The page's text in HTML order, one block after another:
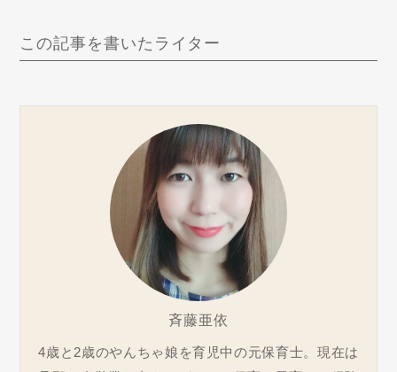
この記事を書いたライター
斉藤亜依
4歳と2歳のやんちゃ娘を育児中の元保育士。現在は